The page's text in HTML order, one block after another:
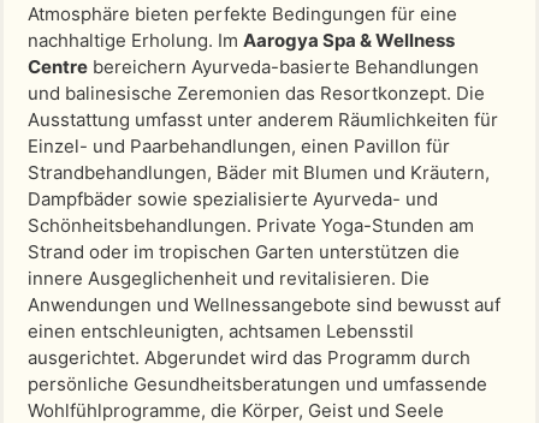
Atmosphäre bieten perfekte Bedingungen für eine
nachhaltige Erholung. Im Aarogya Spa & Wellness
Centre bereichern Ayurveda-basierte Behandlungen
und balinesische Zeremonien das Resortkonzept. Die
Ausstattung umfasst unter anderem Räumlichkeiten für
Einzel- und Paarbehandlungen, einen Pavillon für
Strandbehandlungen, Bäder mit Blumen und Kräutern,
Dampfbäder sowie spezialisierte Ayurveda- und
Schönheitsbehandlungen. Private Yoga-Stunden am
Strand oder im tropischen Garten unterstützen die
innere Ausgeglichenheit und revitalisieren. Die
Anwendungen und Wellnessangebote sind bewusst auf
einen entschleunigten, achtsamen Lebensstil
ausgerichtet. Abgerundet wird das Programm durch
persönliche Gesundheitsberatungen und umfassende
Wohlfühlprogramme, die Körper, Geist und Seele